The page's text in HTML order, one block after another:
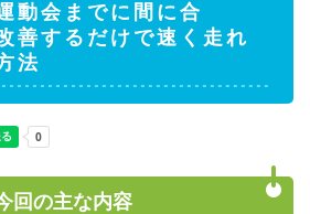
動会までに間に合
善するだけで速く走れ
法
回の主な内容